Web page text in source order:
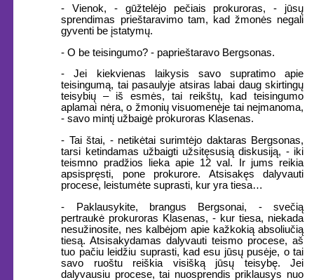
- Vienok, - gūžtelėjo pečiais prokuroras, - jūsų
sprendimas prieštaravimo tam, kad žmonės negali
gyventi be įstatymų.
- O be teisingumo? - paprieštaravo Bergsonas.
- Jei kiekvienas laikysis savo supratimo apie
teisingumą, tai pasaulyje atsiras labai daug skirtingų
teisybių – iš esmės, tai reikštų, kad teisingumo
aplamai nėra, o žmonių visuomenėje tai neįmanoma,
- savo mintį užbaigė prokuroras Klasenas.
- Tai štai, - netikėtai surimtėjo daktaras Bergsonas,
tarsi ketindamas užbaigti užsitęsusią diskusiją, - iki
teismno pradžios lieka apie 12 val. Ir jums reikia
apsispręsti, pone prokurore. Atsisakęs dalyvauti
procese, leistumėte suprasti, kur yra tiesa…
- Paklausykite, brangus Bergsonai, - svečią
pertraukė prokuroras Klasenas, - kur tiesa, niekada
nesužinosite, nes kalbėjom apie kažkokią absoliučią
tiesą. Atsisakydamas dalyvauti teismo procese, aš
tuo pačiu leidžiu suprasti, kad esu jūsų pusėje, o tai
savo ruoštu reiškia visišką jūsų teisybę. Jei
dalyvausiu procese, tai nuosprendis priklausys nuo